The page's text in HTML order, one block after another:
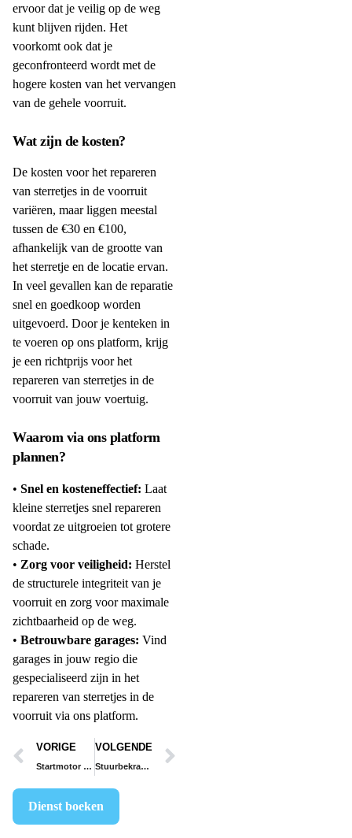
ervoor dat je veilig op de weg
kunt blijven rijden. Het
voorkomt ook dat je
geconfronteerd wordt met de
hogere kosten van het vervangen
van de gehele voorruit.
Wat zijn de kosten?
De kosten voor het repareren
van sterretjes in de voorruit
variëren, maar liggen meestal
tussen de €30 en €100,
afhankelijk van de grootte van
het sterretje en de locatie ervan.
In veel gevallen kan de reparatie
snel en goedkoop worden
uitgevoerd. Door je kenteken in
te voeren op ons platform, krijg
je een richtprijs voor het
repareren van sterretjes in de
voorruit van jouw voertuig.
Waarom via ons platform
plannen?
• Snel en kosteneffectief: Laat
kleine sterretjes snel repareren
voordat ze uitgroeien tot grotere
schade.
• Zorg voor veiligheid: Herstel
de structurele integriteit van je
voorruit en zorg voor maximale
zichtbaarheid op de weg.
• Betrouwbare garages: Vind
garages in jouw regio die
gespecialiseerd zijn in het
repareren van sterretjes in de
voorruit via ons platform.
VORIGE
Startmotor vervangen
VOLGENDE
Stuurbekrachtigingspomp vervangen
Dienst boeken